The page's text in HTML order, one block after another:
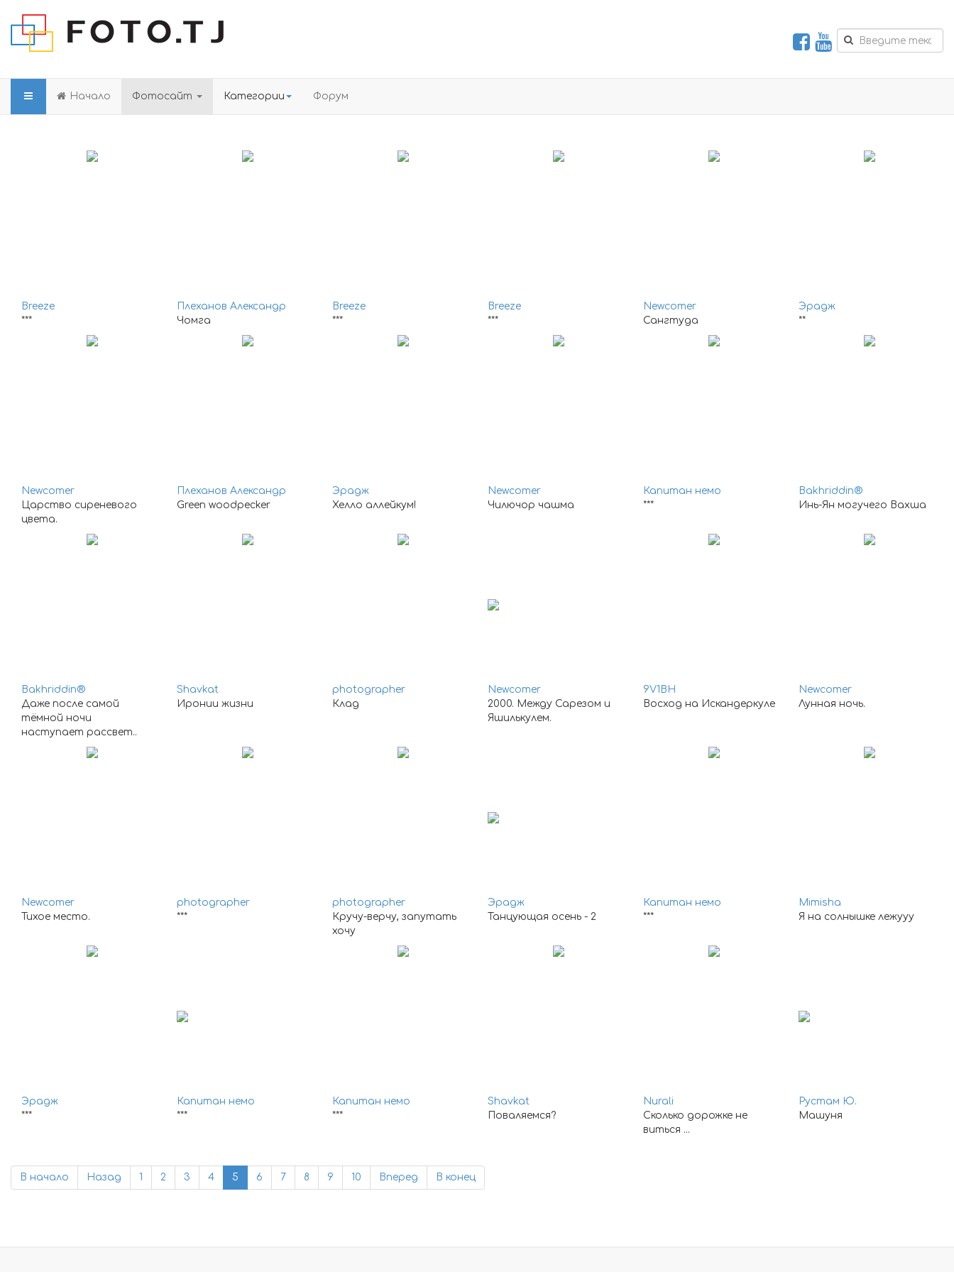
Начало Фотосайт Категории Форум
Breeze
***
Плеханов Александр
Чомга
Breeze
***
Breeze
***
Newcomer
Сангтуда
Эрадж
**
Newcomer
Царство сиреневого
цвета.
Плеханов Александр
Green woodpecker
Эрадж
Хелло аллейкум!
Newcomer
Чилючор чашма
Капитан немо
***
Bakhriddin®
Инь-Ян могучего Вахша
Bakhriddin®
Даже после самой
тёмной ночи
наступает рассвет..
Shavkat
Иронии жизни
photographer
Клад
Newcomer
2000. Между Сарезом и
Яшилькулем.
9V1BH
Восход на Искандеркуле
Newcomer
Лунная ночь.
Newcomer
Тихое место.
photographer
***
photographer
Кручу-верчу, запутать
хочу
Эрадж
Танцующая осень - 2
Капитан немо
***
Mimisha
Я на солнышке лежууу
Эрадж
***
Капитан немо
***
Капитан немо
***
Shavkat
Поваляемся?
Nurali
Сколько дорожке не
виться ...
Рустам Ю.
Машуня
В начало Назад 1 2 3 4 5 6 7 8 9 10 Вперед В конец